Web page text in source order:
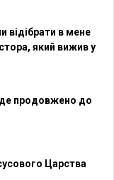
відібрати в мене
який вижив у
продовжено до
Царства